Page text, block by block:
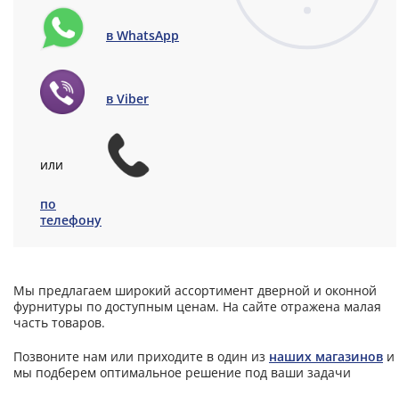
в WhatsApp
в Viber
или
по
телефону
Мы предлагаем широкий ассортимент дверной и оконной
фурнитуры по доступным ценам. На сайте отражена малая
часть товаров.
Позвоните нам или приходите в один из наших магазинов и
мы подберем оптимальное решение под ваши задачи